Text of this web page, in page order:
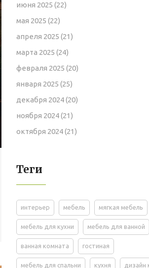
июня 2025 (22)
мая 2025 (22)
апреля 2025 (21)
марта 2025 (24)
февраля 2025 (20)
января 2025 (25)
декабря 2024(20)
ноября 2024(21)
октября 2024(21)
Теги
интерьер мебель мягкая мебель
мебель для кухни мебель для ванной
ванная комната гостиная
мебель для спальни кухня дизайн